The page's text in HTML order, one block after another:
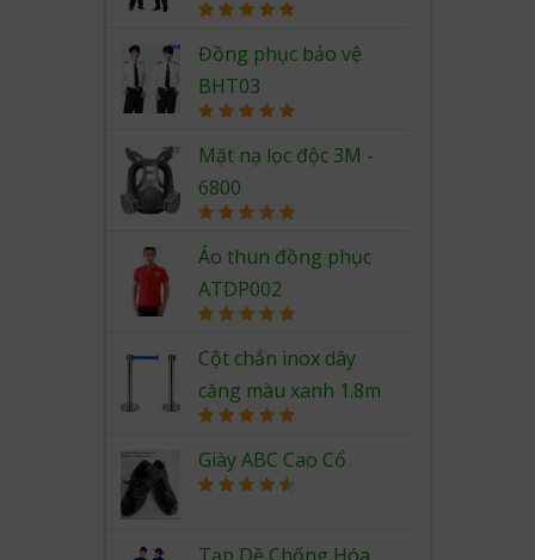
out of 5
Đồng phục bảo vệ
BHT03
out of 5
Mặt nạ lọc độc 3M -
6800
out of 5
Áo thun đồng phục
ATDP002
out of 5
Cột chắn inox dây
căng màu xanh 1.8m
out of 5
Giày ABC Cao Cổ